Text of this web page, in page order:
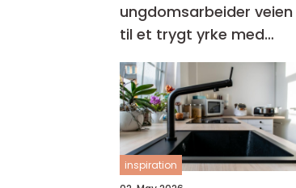
ungdomsarbeider veien
til et trygt yrke med
mening
inspiration